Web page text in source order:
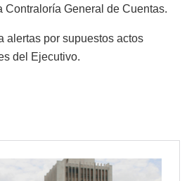
Contraloría General de Cuentas.
alertas por supuestos actos
del Ejecutivo.